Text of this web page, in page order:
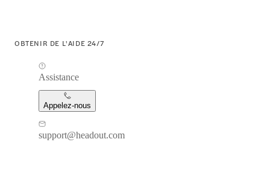
OBTENIR DE L'AIDE 24/7
Assistance
Appelez-nous
support@headout.com